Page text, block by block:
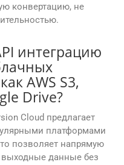
конвертацию, не
интеграцию
AWS S3,
Drive?
Cloud предлагает
платформами
позволяет напрямую
выходные данные без